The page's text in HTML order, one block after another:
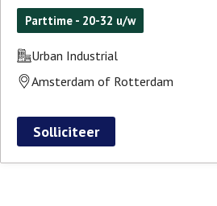
Parttime - 20-32 u/w
Urban Industrial
Amsterdam of Rotterdam
Solliciteer